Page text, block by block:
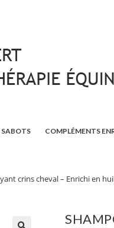
SABOTS COMPLÉMENTS
crins cheval – Enrichi en